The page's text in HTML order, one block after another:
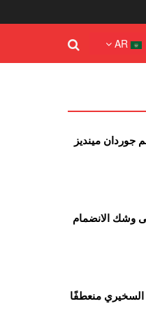
AR
جوردان مينديز
وشك الانضمام
منعطفًا